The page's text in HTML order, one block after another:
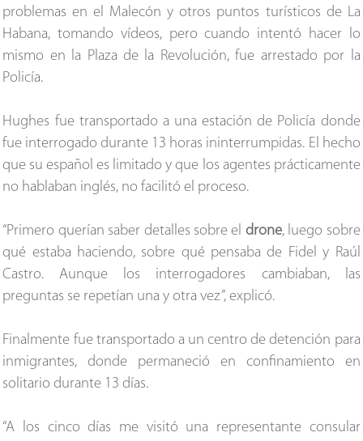
problemas en el Malecón y otros puntos turísticos de La
Habana, tomando vídeos, pero cuando intentó hacer lo
mismo en la Plaza de la Revolución, fue arrestado por la
Policía.
Hughes fue transportado a una estación de Policía donde
fue interrogado durante 13 horas ininterrumpidas. El hecho
que su español es limitado y que los agentes prácticamente
no hablaban inglés, no facilitó el proceso.
“Primero querían saber detalles sobre el drone, luego sobre
qué estaba haciendo, sobre qué pensaba de Fidel y Raúl
Castro. Aunque los interrogadores cambiaban, las
preguntas se repetían una y otra vez”, explicó.
Finalmente fue transportado a un centro de detención para
inmigrantes, donde permaneció en confinamiento en
solitario durante 13 días.
“A los cinco días me visitó una representante consular